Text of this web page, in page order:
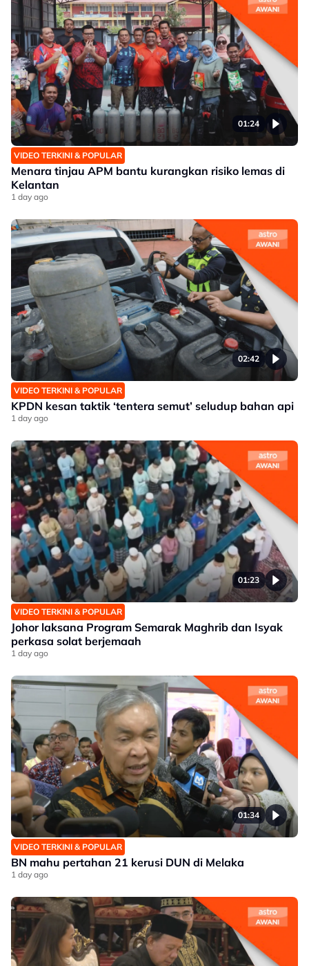
01:24
VIDEO TERKINI & POPULAR
Menara tinjau APM bantu kurangkan risiko lemas di
Kelantan
1 day ago
02:42
VIDEO TERKINI & POPULAR
KPDN kesan taktik ‘tentera semut’ seludup bahan api
1 day ago
01:23
VIDEO TERKINI & POPULAR
Johor laksana Program Semarak Maghrib dan Isyak
perkasa solat berjemaah
1 day ago
01:34
VIDEO TERKINI & POPULAR
BN mahu pertahan 21 kerusi DUN di Melaka
1 day ago